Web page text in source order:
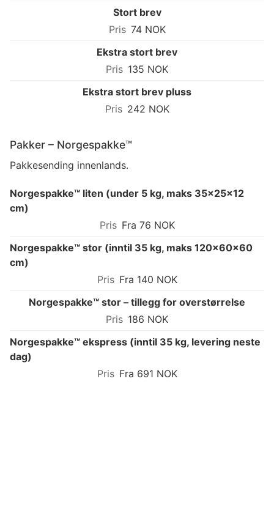
Stort brev
74 NOK
Ekstra stort brev
135 NOK
Ekstra stort brev pluss
242 NOK
Pakker – Norgespakke™
Pakkesending innenlands.
Norgespakke™ liten (under 5 kg, maks 35×25×12
cm)
Fra 76 NOK
Norgespakke™ stor (inntil 35 kg, maks 120×60×60
cm)
Fra 140 NOK
Norgespakke™ stor – tillegg for overstørrelse
186 NOK
Norgespakke™ ekspress (inntil 35 kg, levering neste
dag)
Fra 691 NOK